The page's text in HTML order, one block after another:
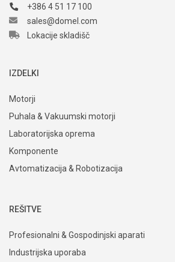
+386 4 51 17 100
sales@domel.com
Lokacije skladišč
IZDELKI
Motorji
Puhala & Vakuumski motorji
Laboratorijska oprema
Komponente
Avtomatizacija & Robotizacija
REŠITVE
Profesionalni & Gospodinjski aparati
Industrijska uporaba